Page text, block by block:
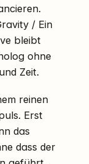
/ Ein
bleibt
ohne
Zeit.
reinen
Erst
das
dass der